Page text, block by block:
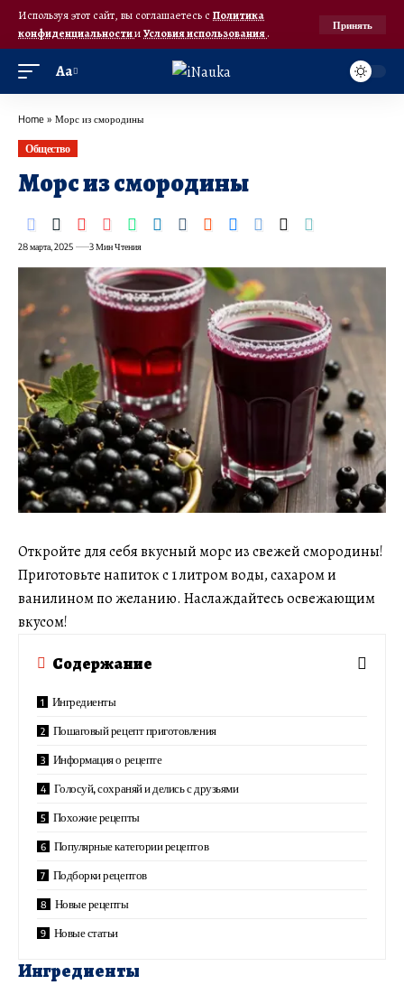
Используя этот сайт, вы соглашаетесь с Политика
конфиденциальностииУсловия использования.
Принять
Аа
Home » Морс из смородины
Общество
Морс из смородины
28 марта, 2025 3 Мин Чтения
Откройте для себя вкусный морс из свежей смородины!
Приготовьте напиток с 1 литром воды, сахаром и
ванилином по желанию. Наслаждайтесь освежающим
вкусом!
Содержание
Ингредиенты
Пошаговый рецепт приготовления
Информация о рецепте
Голосуй, сохраняй и делись с друзьями
Похожие рецепты
Популярные категории рецептов
Подборки рецептов
Новые рецепты
Новые статьи
Ингредиенты